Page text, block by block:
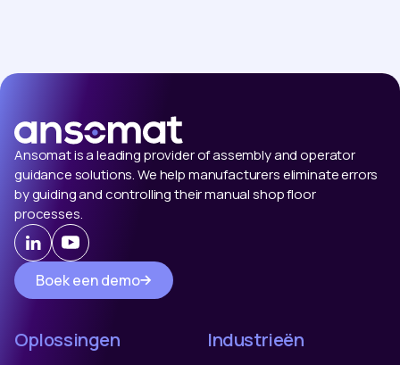
Ansomat is a leading provider of assembly and operator
guidance solutions. We help manufacturers eliminate errors
by guiding and controlling their manual shop floor
processes.
Boek een demo
Oplossingen Industrieën